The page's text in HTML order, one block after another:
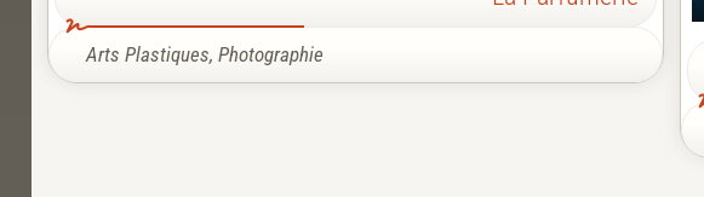
Arts Plastiques, Photographie